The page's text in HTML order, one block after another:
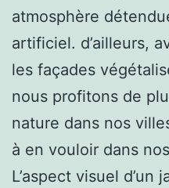
atmosphère
artificiel. d’ailleurs,
les façades
nous profitons de
nature dans nos
à en vouloir dans
L’aspect visuel